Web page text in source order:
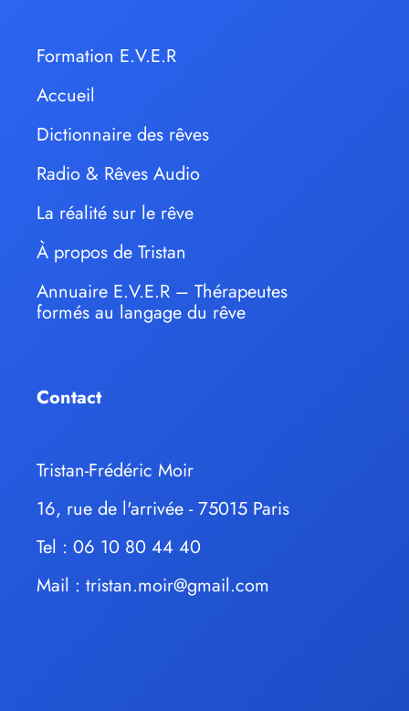
Formation E.V.E.R
Accueil
Dictionnaire des rêves
Radio & Rêves Audio
La réalité sur le rêve
À propos de Tristan
Annuaire E.V.E.R – Thérapeutes
formés au langage du rêve
Contact
Tristan-Frédéric Moir
16, rue de l'arrivée - 75015 Paris
Tel : 06 10 80 44 40
Mail : tristan.moir@gmail.com